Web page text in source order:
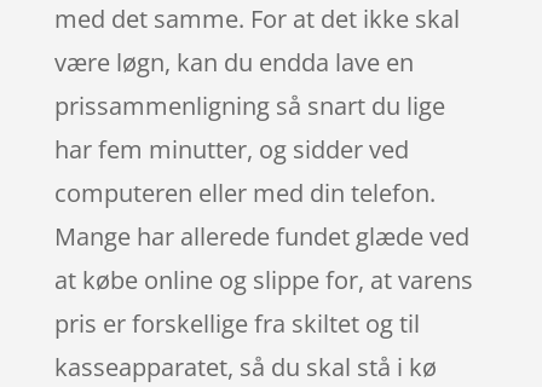
med det samme. For at det ikke skal
være løgn, kan du endda lave en
prissammenligning så snart du lige
har fem minutter, og sidder ved
computeren eller med din telefon.
Mange har allerede fundet glæde ved
at købe online og slippe for, at varens
pris er forskellige fra skiltet og til
kasseapparatet, så du skal stå i kø